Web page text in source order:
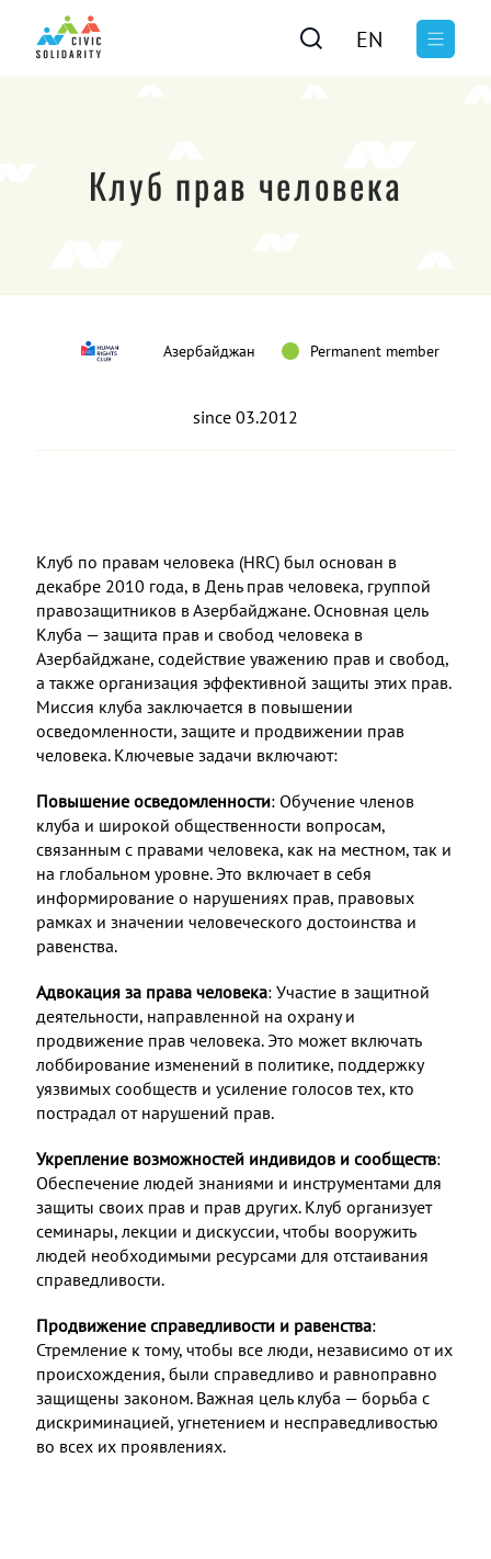
EN
Клуб прав человека
Азербайджан Permanent member
since 03.2012
Клуб по правам человека (HRC) был основан в
декабре 2010 года, в День прав человека, группой
правозащитников в Азербайджане. Основная цель
Клуба — защита прав и свобод человека в
Азербайджане, содействие уважению прав и свобод,
а также организация эффективной защиты этих прав.
Миссия клуба заключается в повышении
осведомленности, защите и продвижении прав
человека. Ключевые задачи включают:
Повышение осведомленности: Обучение членов
клуба и широкой общественности вопросам,
связанным с правами человека, как на местном, так и
на глобальном уровне. Это включает в себя
информирование о нарушениях прав, правовых
рамках и значении человеческого достоинства и
равенства.
Адвокация за права человека: Участие в защитной
деятельности, направленной на охрану и
продвижение прав человека. Это может включать
лоббирование изменений в политике, поддержку
уязвимых сообществ и усиление голосов тех, кто
пострадал от нарушений прав.
Укрепление возможностей индивидов и сообществ:
Обеспечение людей знаниями и инструментами для
защиты своих прав и прав других. Клуб организует
семинары, лекции и дискуссии, чтобы вооружить
людей необходимыми ресурсами для отстаивания
справедливости.
Продвижение справедливости и равенства:
Стремление к тому, чтобы все люди, независимо от их
происхождения, были справедливо и равноправно
защищены законом. Важная цель клуба — борьба с
дискриминацией, угнетением и несправедливостью
во всех их проявлениях.